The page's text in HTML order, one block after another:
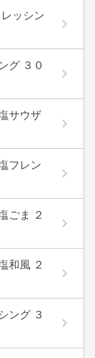
ッシン
グ ３０
サウザ
フレン
ごま ２
和風 ２
ング ３